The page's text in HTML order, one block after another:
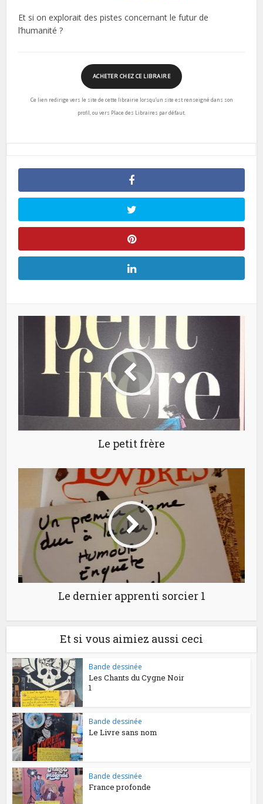
Et si on explorait des pistes concernant le futur de
l’humanité ?
ACHETER CHEZ CE LIBRAIRE
Ce lien redirige vers le site de cette librairie lorsqu’un site est renseigné dans son
profil, ou vers Place des Libraires par défaut.
Le petit frère
Le dernier apprenti sorcier 1
Et si vous aimiez aussi ceci
Bande dessinée
Les Chants du Cygne Noir
1
Bande dessinée
Le Livre sans nom
Bande dessinée
France profonde